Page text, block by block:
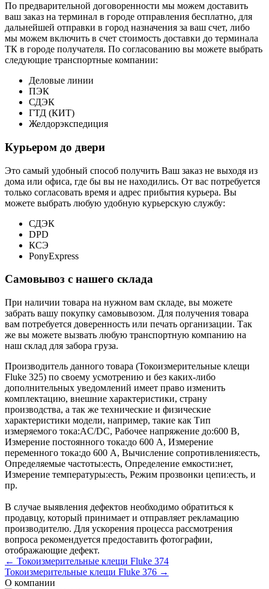
По предварительной договоренности мы можем доставить
ваш заказ на терминал в городе отправления бесплатно, для
дальнейшей отправки в город назначения за ваш счет, либо
мы можем включить в счет стоимость доставки до терминала
ТК в городе получателя. По согласованию вы можете выбрать
следующие транспортные компании:
Деловые линии
ПЭК
СДЭК
ГТД (КИТ)
Желдорэкспедиция
Курьером до двери
Это самый удобный способ получить Ваш заказ не выходя из
дома или офиса, где бы вы не находились. От вас потребуется
только согласовать время и адрес прибытия курьера. Вы
можете выбрать любую удобную курьерскую службу:
СДЭК
DPD
КСЭ
PonyExpress
Самовывоз с нашего склада
При наличии товара на нужном вам складе, вы можете
забрать вашу покупку самовывозом. Для получения товара
вам потребуется доверенность или печать организации. Так
же вы можете вызвать любую транспортную компанию на
наш склад для забора груза.
Производитель данного товара (Токоизмерительные клещи
Fluke 325) по своему усмотрению и без каких-либо
дополнительных уведомлений имеет право изменить
комплектацию, внешние характеристики, страну
производства, а так же технические и физические
характеристики модели, например, такие как Тип
измеряемого тока:AC/DC, Рабочее напряжение до:600 В,
Измерение постоянного тока:до 600 А, Измерение
переменного тока:до 600 А, Вычисление сопротивления:есть,
Определяемые частоты:есть, Определение емкости:нет,
Измерение температуры:есть, Режим прозвонки цепи:есть, и
пр.
В случае выявления дефектов необходимо обратиться к
продавцу, который принимает и отправляет рекламацию
производителю. Для ускорения процесса рассмотрения
вопроса рекомендуется предоставить фотографии,
отображающие дефект.
← Токоизмерительные клещи Fluke 374
Токоизмерительные клещи Fluke 376 →
О компании